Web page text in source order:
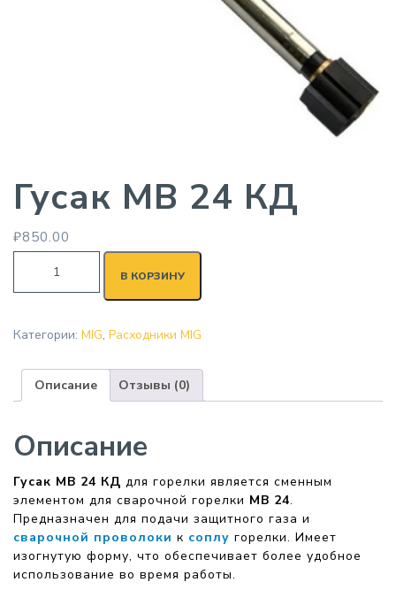
Гусак MB 24 КД
₽850.00
В КОРЗИНУ
Категории: MIG, Расходники MIG
Описание Отзывы (0)
Описание
Гусак MB 24 КД для горелки является сменным
элементом для сварочной горелки MB 24.
Предназначен для подачи защитного газа и
сварочной проволоки к соплу горелки. Имеет
изогнутую форму, что обеспечивает более удобное
использование во время работы.